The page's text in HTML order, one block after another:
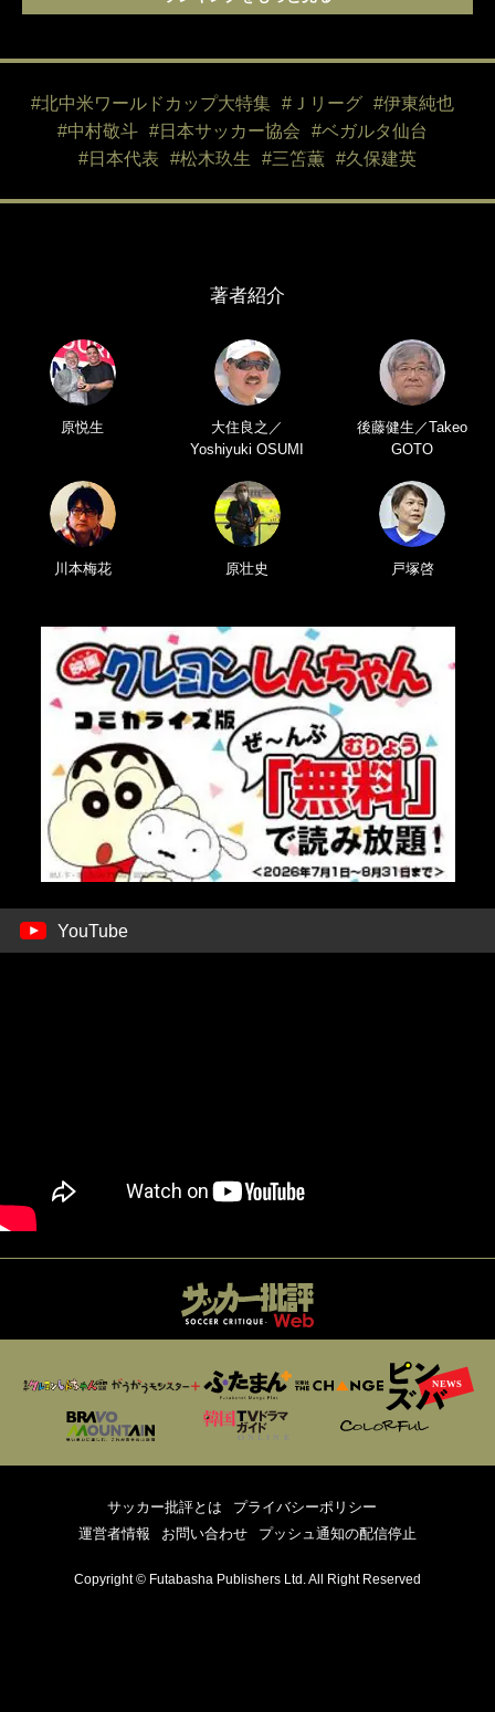
#北中米ワールドカップ大特集 #Ｊリーグ
#伊東純也
#中村敬斗
#日本サッカー協会
#ベガルタ仙台
#日本代表
#松木玖生 #三笘薫 #久保建英
著者紹介
原悦生
大住良之／
Yoshiyuki OSUMI
後藤健生／Takeo
GOTO
川本梅花 原壮史 戸塚啓
YouTube
サッカー批評とは
プライバシーポリシー
運営者情報
お問い合わせ プッシュ通知の配信停止
Copyright © Futabasha Publishers Ltd. All Right Reserved